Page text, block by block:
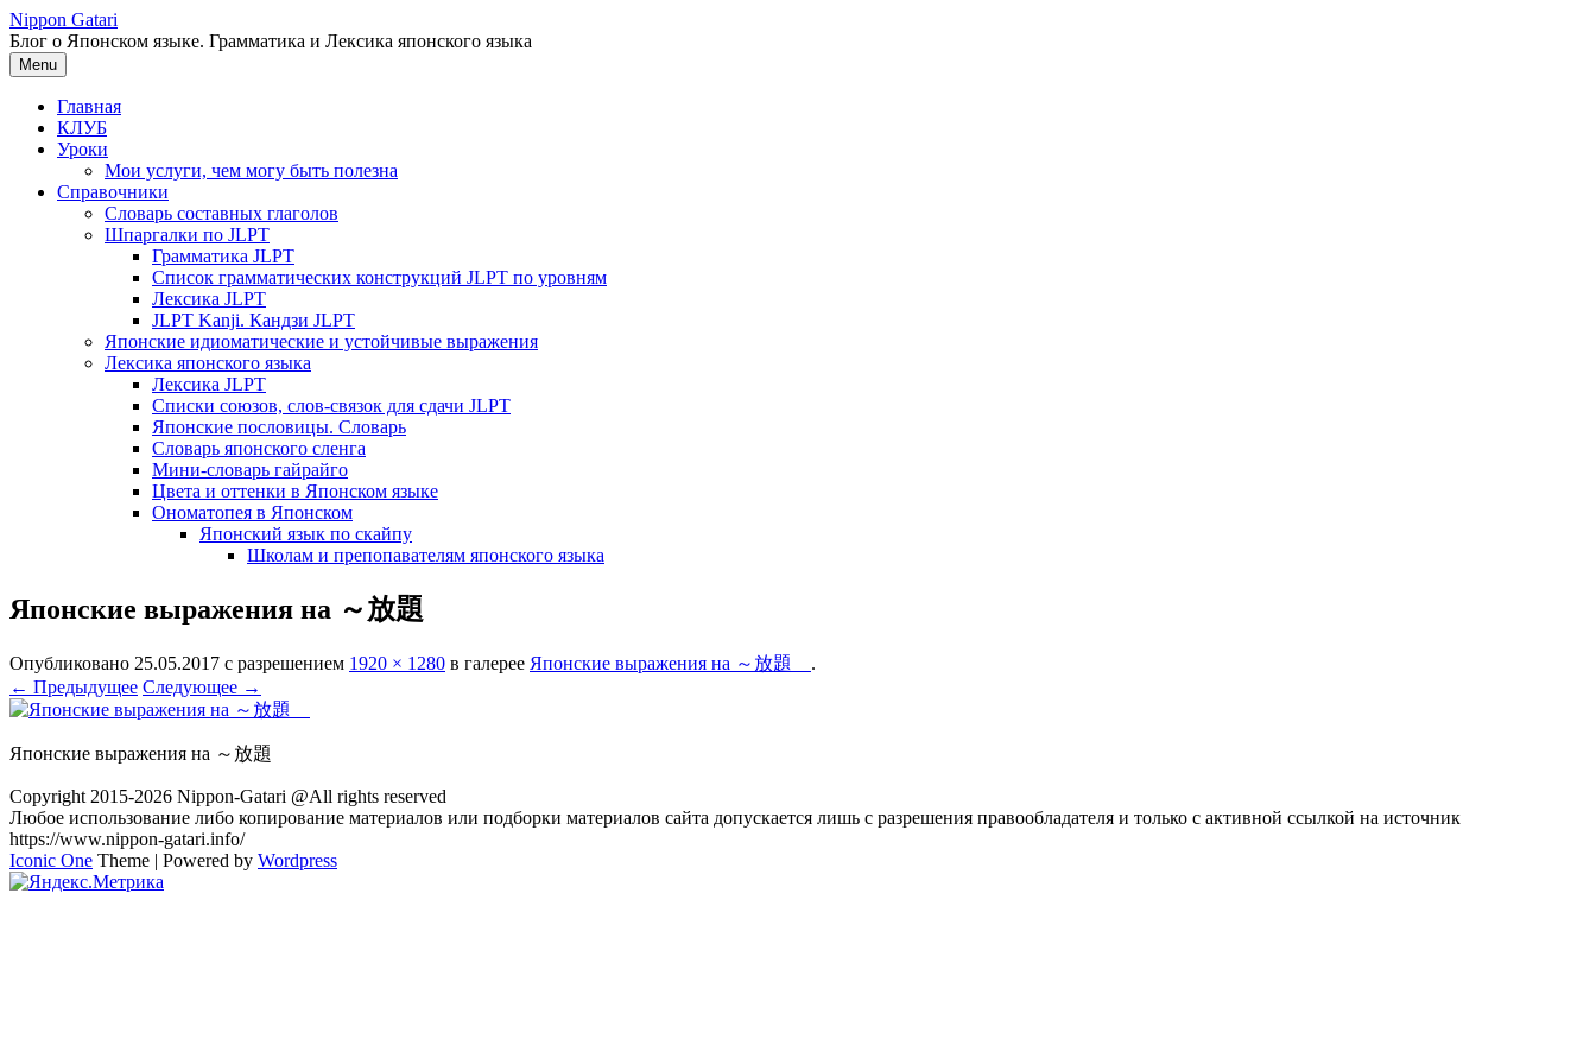
Перейти
к
содержимому
Nippon Gatari
Блог о Японском языке. Грамматика и Лексика японского языка
Menu
Главная
КЛУБ
Уроки
Мои услуги, чем могу быть полезна
Справочники
Словарь составных глаголов
Шпаргалки по JLPT
Грамматика JLPT
Список грамматических конструкций JLPT по уровням
Лексика JLPT
JLPT Kanji. Кандзи JLPT
Японские идиоматические и устойчивые выражения
Лексика японского языка
Лексика JLPT
Списки союзов, слов-связок для сдачи JLPT
Японские пословицы. Словарь
Словарь японского сленга
Мини-словарь гайрайго
Цвета и оттенки в Японском языке
Ономатопея в Японском
Японский язык по скайпу
Школам и препопавателям японского языка
Японские выражения на ～放題
Опубликовано 25.05.2017 с разрешением 1920 × 1280 в галерее Японские выражения на ～放題 .
← Предыдущее Следующее →
Японские выражения на ～放題
Copyright 2015-2026 Nippon-Gatari @All rights reserved
Любое использование либо копирование материалов или подборки материалов сайта допускается лишь с разрешения правообладателя и только с активной ссылкой на источник
https://www.nippon-gatari.info/
Iconic One Theme | Powered by Wordpress